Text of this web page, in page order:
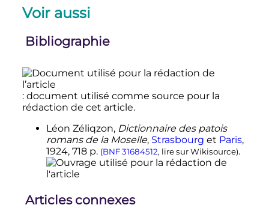
Voir aussi
Bibliographie
: document utilisé comme source pour la
rédaction de cet article.
Léon Zéliqzon, Dictionnaire des patois
romans de la Moselle, Strasbourg et Paris,
1924, 718 p. (BNF 31684512, lire sur Wikisource).
Articles connexes